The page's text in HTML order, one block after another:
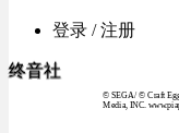
登录 / 注册
终音社
© SEGA / © Craft
Media, INC.